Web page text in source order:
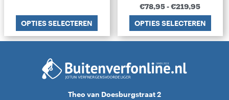
OPTIES SELECTEREN
€78,95-€219,95
OPTIES SELECTEREN
Theo van Doesburgstraat 2